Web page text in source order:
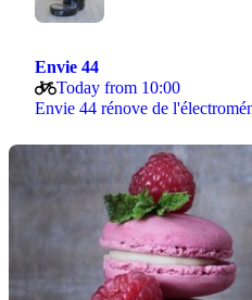
Envie 44
Today from 10:00
Envie 44 rénove de